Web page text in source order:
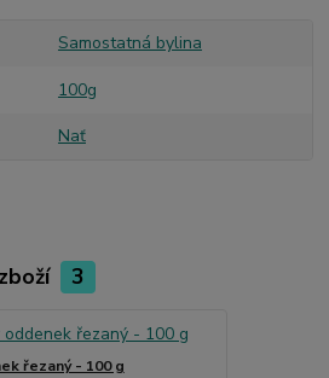
Samostatná bylina
100g
Nať
3
řezaný - 100 g